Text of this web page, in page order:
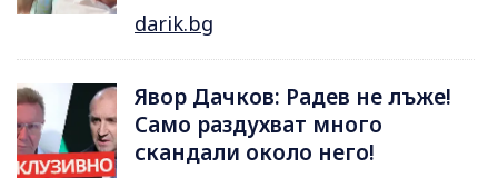
darik.bg
Явор Дачков: Радев не лъже!
Само раздухват много
скандали около него!